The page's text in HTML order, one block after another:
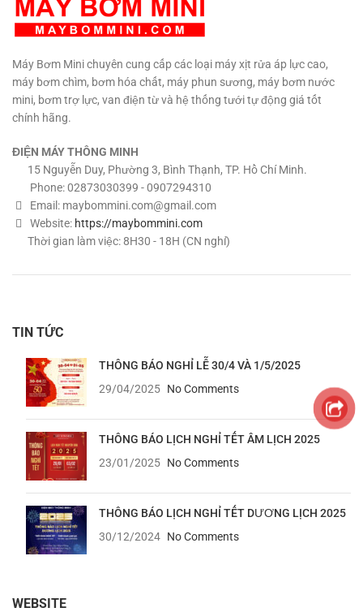
Máy Bơm Mini chuyên cung cấp các loại máy xịt rửa áp lực cao,
máy bơm chìm, bơm hóa chất, máy phun sương, máy bơm nước
mini, bơm trợ lực, van điện từ và hệ thống tưới tự động giá tốt
chính hãng.
ĐIỆN MÁY THÔNG MINH
15 Nguyễn Duy, Phường 3, Bình Thạnh, TP. Hồ Chí Minh.
Phone: 02873030399 - 0907294310
Email: maybommini.com@gmail.com
Website: https://maybommini.com
Thời gian làm việc: 8H30 - 18H (CN nghỉ)
TIN TỨC
THÔNG BÁO NGHỈ LỄ 30/4 VÀ 1/5/2025
29/04/2025 No Comments
THÔNG BÁO LỊCH NGHỈ TẾT ÂM LỊCH 2025
23/01/2025 No Comments
THÔNG BÁO LỊCH NGHỈ TẾT DƯƠNG LỊCH 2025
30/12/2024 No Comments
WEBSITE